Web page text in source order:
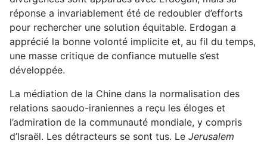
réponse a invariablement été de redoubler d’efforts
pour rechercher une solution équitable. Erdogan a
apprécié la bonne volonté implicite et, au fil du temps,
une masse critique de confiance mutuelle s’est
développée.
La médiation de la Chine dans la normalisation des
relations saoudo-iraniennes a reçu les éloges et
l’admiration de la communauté mondiale, y compris
d’Israël. Les détracteurs se sont tus. Le Jerusalem